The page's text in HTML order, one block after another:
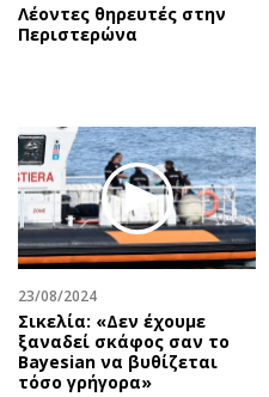
Λέοντες θηρευτές στην
Περιστερώνα
23/08/2024
Σικελία: «Δεν έχουμε
ξαναδεί σκάφος σαν το
Bayesian να βυθίζεται
τόσο γρήγορα»